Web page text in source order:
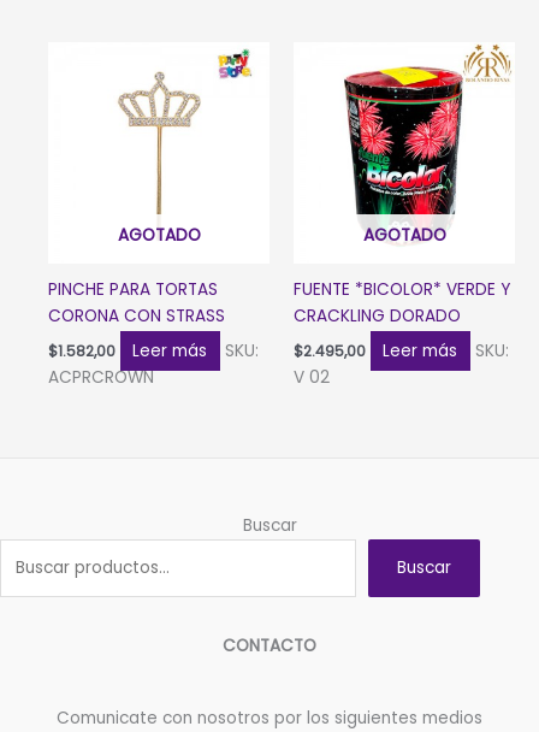
AGOTADO
PINCHE PARA TORTAS
CORONA CON STRASS
$1.582,00 Leer más
SKU:
ACPRCROWN
AGOTADO
FUENTE *BICOLOR* VERDE Y
CRACKLING DORADO
$2.495,00 Leer más
SKU:
V 02
Buscar
Buscar
CONTACTO
Comunicate con nosotros por los siguientes medios